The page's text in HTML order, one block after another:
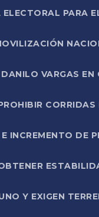
PARA
VARGAS EN
INCREMENTO DE
Y EXIGEN